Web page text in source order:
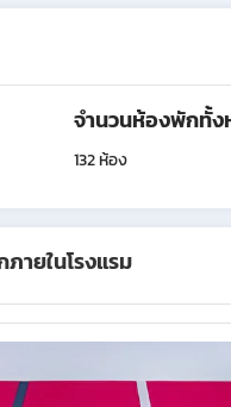
จำนวนห้องพักทั้
132 ห้อง
ายในโรงแรม